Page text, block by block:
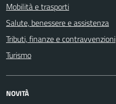
Mobilità e trasporti
Salute, benessere e assistenza
Tributi, finanze e contravvenzioni
Turismo
NOVITÀ